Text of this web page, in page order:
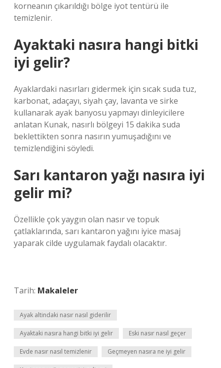
korneanın çıkarıldığı bölge iyot tentürü ile
temizlenir.
Ayaktaki nasıra hangi bitki
iyi gelir?
Ayaklardaki nasırları gidermek için sıcak suda tuz,
karbonat, adaçayı, siyah çay, lavanta ve sirke
kullanarak ayak banyosu yapmayı dinleyicilere
anlatan Kunak, nasırlı bölgeyi 15 dakika suda
beklettikten sonra nasırın yumuşadığını ve
temizlendiğini söyledi.
Sarı kantaron yağı nasıra iyi
gelir mi?
Özellikle çok yaygın olan nasır ve topuk
çatlaklarında, sarı kantaron yağını iyice masaj
yaparak cilde uygulamak faydalı olacaktır.
Tarih: Makaleler
Ayak altindaki nasır nasıl giderilir
Ayaktaki nasıra hangi bitki iyi gelir Eski nasır nasıl geçer
Evde nasır nasıl temizlenir Geçmeyen nasıra ne iyi gelir